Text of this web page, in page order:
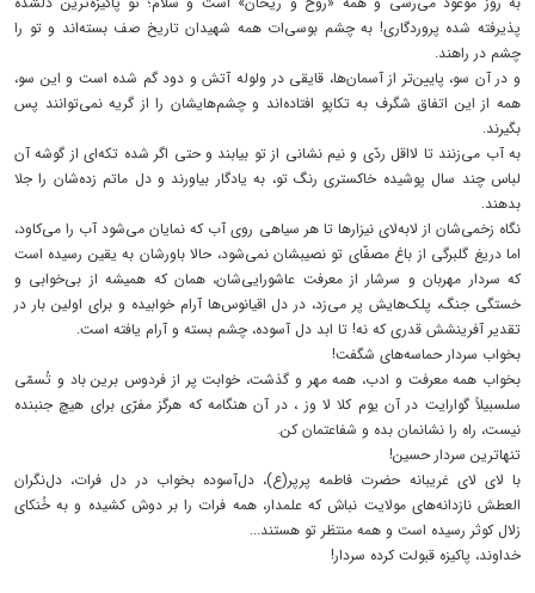
پذیرفته شده پروردگاری! به چشم بوسی‌ات همه شهیدان تاریخ صف بسته‌اند و تو را
چشم در راهند.
و در آن سو، پایین‌تر از آسمان‌ها، قایقی در ولوله آتش و دود گم شده است و این سو،
همه از این اتفاق شگرف به تکاپو افتاده‌اند و چشم‌هایشان را از گریه نمی‌توانند پس
بگیرند.
به آب می‌زنند تا لااقل ردّی و نیم نشانی از تو بیابند و حتی اگر شده تکه‌ای از گوشه آن
لباس چند سال پوشیده خاکستری رنگ تو، به یادگار بیاورند و دل ماتم زده‌‌شان را جلا
بدهند.
نگاه زخمی‌شان از لابه‌لای نیزارها تا هر سیاهی روی آب که نمایان می‌شود آب را می‌کاود،
اما دریغ گلبرگی از باغ مصفّای تو نصیبشان نمی‌شود، حالا باورشان به یقین رسیده است
که سردار مهربان و سرشار از معرفت عاشورایی‌شان، همان که همیشه از بی‌خوابی و
خستگی جنگ، پلک‌هایش پر می‌زد، در دل اقیانوس‌ها آرام خوابیده و برای اولین بار در
تقدیر آفرینشش قدری که نه! تا ابد دل آسوده، چشم بسته و آرام یافته است.
بخواب سردار حماسه‌های شگفت!
بخواب همه معرفت و ادب، همه مهر و گذشت، خوابت پر از فردوس برین باد و تُسمّی
سلسبیلاً گوارایت در آن یوم کلا لا وز ، در آن هنگامه که هرگز مفرّی برای هیچ جنبنده
نیست، راه را نشانمان بده و شفاعتمان کن.
تنهاترین سردار حسین!
با لای لای غریبانه حضرت فاطمه پرپر(ع)، دل‌آسوده بخواب در دل فرات، دل‌‌نگران
العطش نازدانه‌های مولایت نباش که علمدار، همه فرات را بر دوش کشیده و به خُنکای
زلال کوثر رسیده‌ است و همه منتظر تو هستند...
خداوند، پاکیزه قبولت کرده سردار!